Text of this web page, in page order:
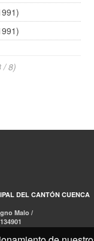
/ 8)
DEL CANTÓN CUENCA
Malo /